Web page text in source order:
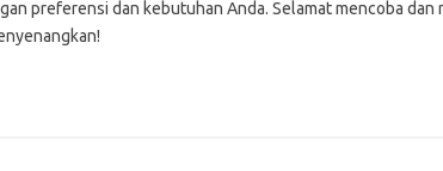
preferensi dan kebutuhan Anda. Selamat mencoba dan